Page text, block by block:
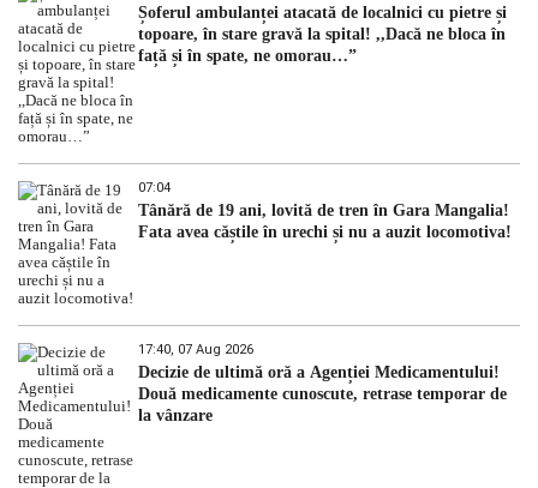
Șoferul ambulanței atacată de localnici cu pietre și
topoare, în stare gravă la spital! ,,Dacă ne bloca în
față și în spate, ne omorau…”
07:04
Tânără de 19 ani, lovită de tren în Gara Mangalia!
Fata avea căștile în urechi și nu a auzit locomotiva!
17:40, 07 Aug 2026
Decizie de ultimă oră a Agenției Medicamentului!
Două medicamente cunoscute, retrase temporar de
la vânzare